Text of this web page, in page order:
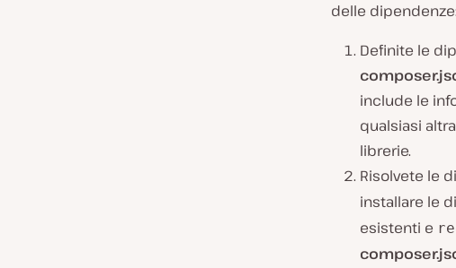
delle dipendenze:
Definite le
include le
qualsiasi
librerie.
Risolvete le
installare le
esistenti e